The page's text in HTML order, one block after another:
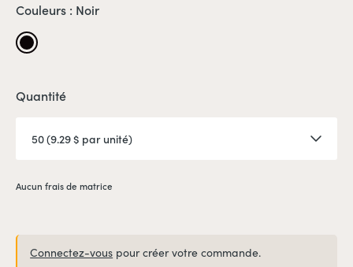
Couleurs : Noir
Noir
Quantité
Aucun frais de matrice
Connectez-vous pour créer votre commande.